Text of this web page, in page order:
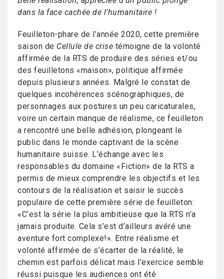
dans la face cachée de l’humanitaire !
Feuilleton-phare de l’année 2020, cette première
saison de Cellule de crise témoigne de la volonté
affirmée de la RTS de produire des séries et/ou
des feuilletons «maison», politique affirmée
depuis plusieurs années. Malgré le constat de
quelques incohérences scénographiques, de
personnages aux postures un peu caricaturales,
voire un certain manque de réalisme, ce feuilleton
a rencontré une belle adhésion, plongeant le
public dans le monde captivant de la scène
humanitaire suisse. L’échange avec les
responsables du domaine «Fiction» de la RTS a
permis de mieux comprendre les objectifs et les
contours de la réalisation et saisir le succès
populaire de cette première série de feuilleton:
«C’est la série la plus ambitieuse que la RTS n’a
jamais produite. Cela s’est d’ailleurs avéré une
aventure fort complexe!». Entre réalisme et
volonté affirmée de s’écarter de la réalité, le
chemin est parfois délicat mais l’exercice semble
réussi puisque les audiences ont été